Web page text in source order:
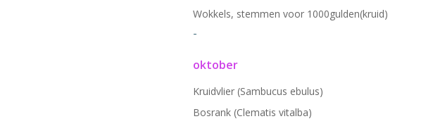
Wokkels, stemmen voor 1000gulden(kruid)
-
oktober
Kruidvlier (Sambucus ebulus)
Bosrank (Clematis vitalba)